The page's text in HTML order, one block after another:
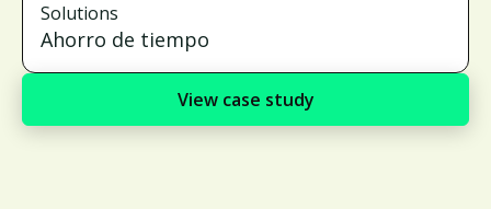
Solutions
Ahorro de tiempo
View case study